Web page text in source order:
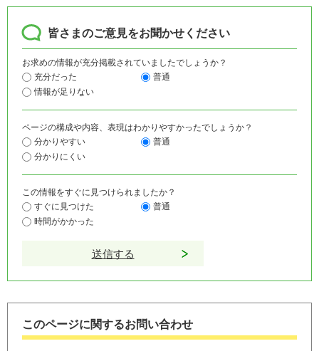
皆さまのご意見をお聞かせください
お求めの情報が充分掲載されていましたでしょうか？
充分だった
普通
情報が足りない
ページの構成や内容、表現はわかりやすかったでしょうか？
分かりやすい
普通
分かりにくい
この情報をすぐに見つけられましたか？
すぐに見つけた
普通
時間がかかった
このページに関するお問い合わせ